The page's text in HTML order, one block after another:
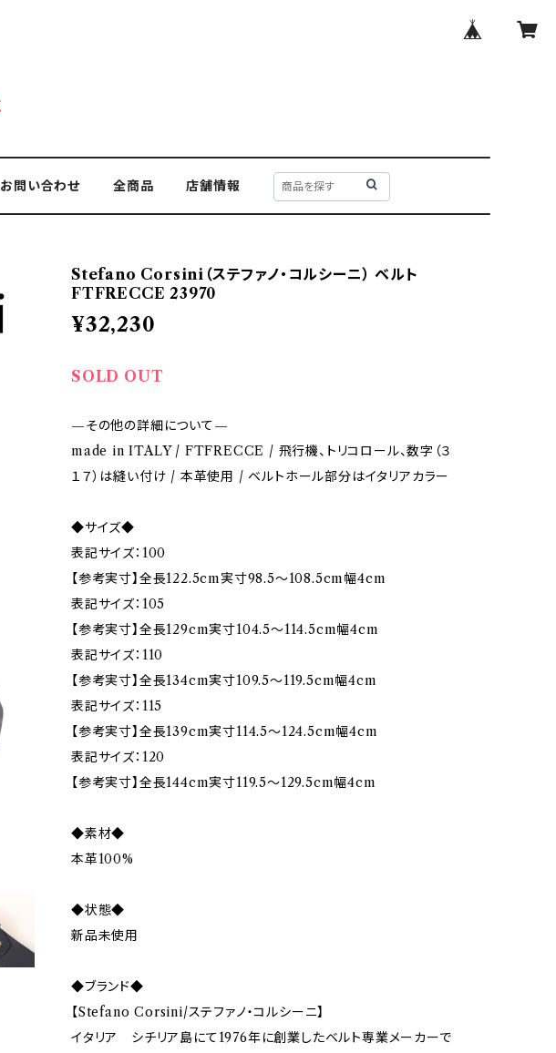
お問い合わせ 全商品 店舗情報
Stefano Corsini（ステファノ・コルシーニ） ベルト
FTFRECCE 23970
¥32,230
SOLD OUT
—その他の詳細について—
made in ITALY / FTFRECCE / 飛行機、トリコロール、数字（３
１７）は縫い付け / 本革使用 / ベルトホール部分はイタリアカラー
◆サイズ◆
表記サイズ：100
【参考実寸】全長122.5cm実寸98.5〜108.5cm幅4cm
表記サイズ：105
【参考実寸】全長129cm実寸104.5〜114.5cm幅4cm
表記サイズ：110
【参考実寸】全長134cm実寸109.5〜119.5cm幅4cm
表記サイズ：115
【参考実寸】全長139cm実寸114.5〜124.5cm幅4cm
表記サイズ：120
【参考実寸】全長144cm実寸119.5〜129.5cm幅4cm
◆素材◆
本革100%
◆状態◆
新品未使用
◆ブランド◆
【Stefano Corsini/ステファノ・コルシーニ】
イタリア シチリア島にて1976年に創業したベルト専業メーカーで